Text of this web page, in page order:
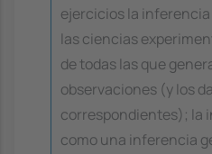
ejercicios la
las ciencias
de todas las que
observaciones (y los
correspondientes); la
como una inferencia